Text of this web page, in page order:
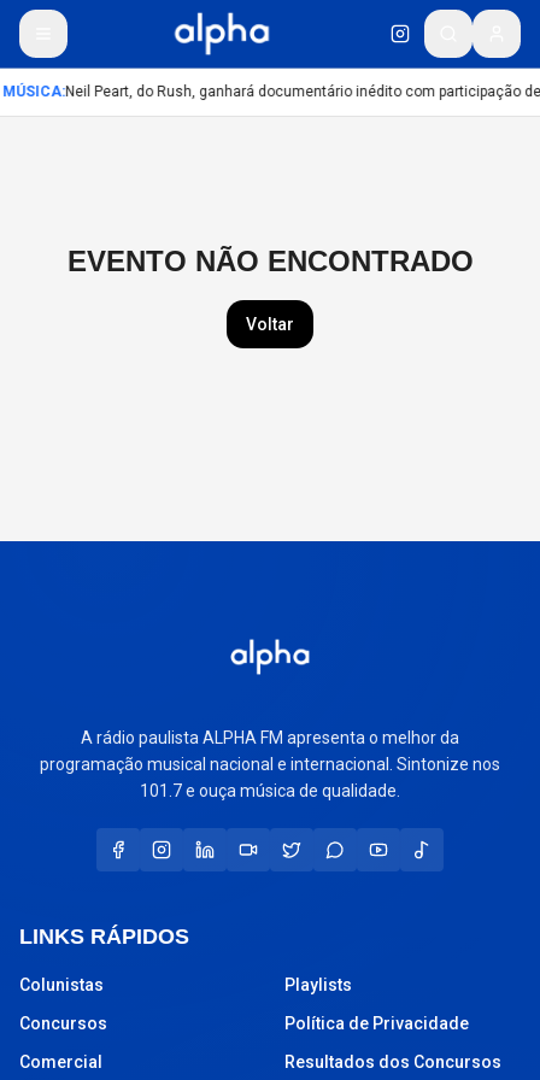
MÚSICA:Neil Peart, do Rush, ganhará documentário inédito com participação
EVENTO NÃO ENCONTRADO
Voltar
A rádio paulista ALPHA FM apresenta o melhor da
programação musical nacional e internacional. Sintonize nos
101.7 e ouça música de qualidade.
LINKS RÁPIDOS
Colunistas
Concursos
Comercial
Playlists
Política de Privacidade
Resultados dos Concursos